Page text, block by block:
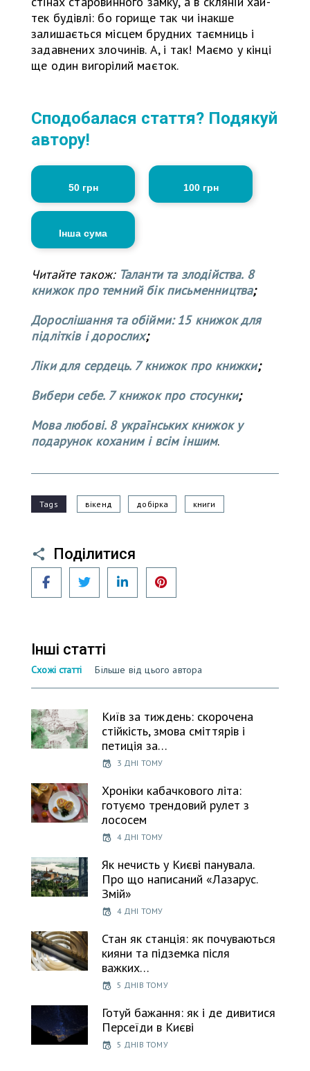
тек будівлі: бо горище так чи інакше
залишається місцем брудних таємниць і
задавнених злочинів. А, і так! Маємо у кінці
ще один вигорілий маєток.
Сподобалася стаття? Подякуй
автору!
50 грн 100 грн
Інша сума
Читайте також: Таланти та злодійства. 8
книжок про темний бік письменництва;
Дорослішання та обійми: 15 книжок для
підлітків і дорослих;
Ліки для сердець. 7 книжок про книжки;
Вибери себе. 7 книжок про стосунки;
Мова любові. 8 українських книжок у
подарунок коханим і всім іншим.
Tags вікенд добірка книги
Поділитися
Facebook Twitter LinkedIn
Інші статті
Схожі статті Більше від цього автора
Київ за тиждень: скорочена
стійкість, змова сміттярів і
петиція за…
3 ДНІ ТОМУ
Хроніки кабачкового літа:
готуємо трендовий рулет з
лососем
4 ДНІ ТОМУ
Як нечисть у Києві панувала.
Про що написаний «Лазарус.
Змій»
4 ДНІ ТОМУ
Стан як станція: як почуваються
кияни та підземка після
важких…
5 ДНІВ ТОМУ
Готуй бажання: як і де дивитися
Персеїди в Києві
5 ДНІВ ТОМУ